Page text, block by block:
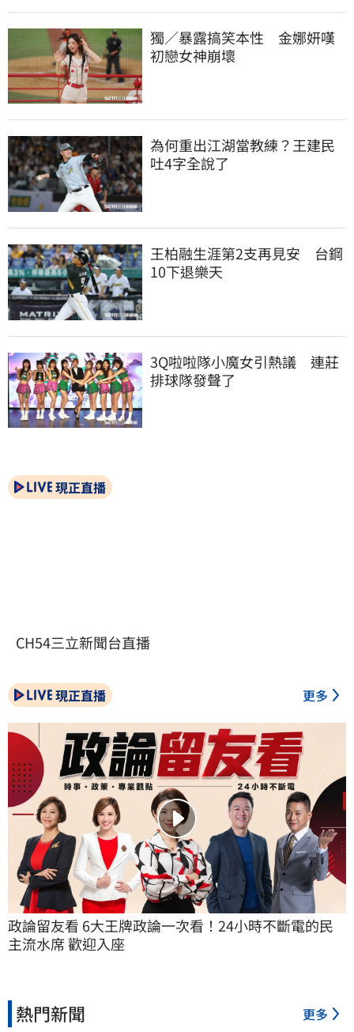
獨／暴露搞笑本性　金娜妍嘆
初戀女神崩壞
為何重出江湖當教練？王建民
吐4字全說了
王柏融生涯第2支再見安　台鋼
10下退樂天
3Q啦啦隊小魔女引熱議　連莊
排球隊發聲了
現正直播
CH54三立新聞台直播
現正直播 更多
政論留友看 6大王牌政論一次看！24小時不斷電的民
主流水席 歡迎入座
熱門新聞 更多